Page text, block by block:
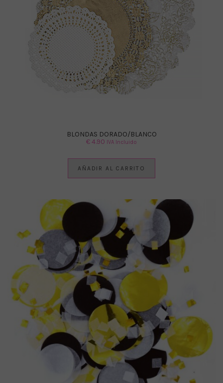
BLONDAS DORADO/BLANCO
€4.90 IVA Incluido
AÑADIR AL CARRITO